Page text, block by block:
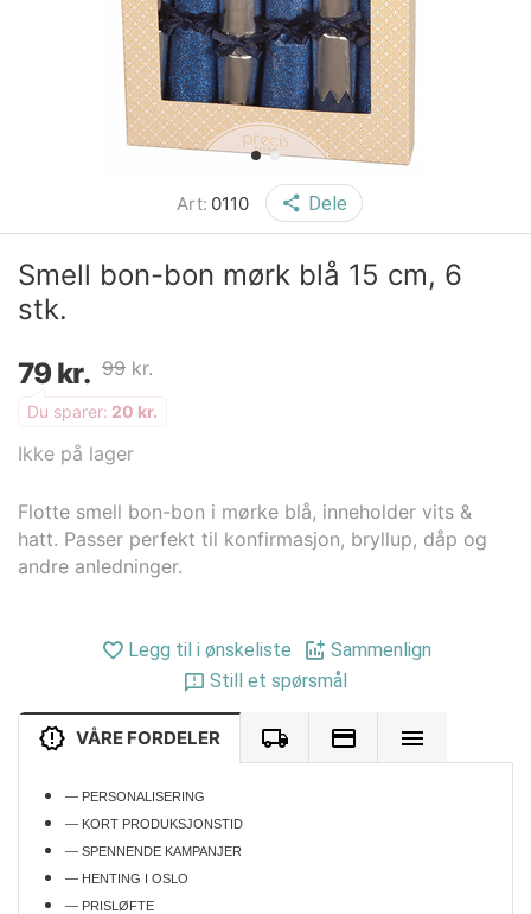
Art: 0110 Dele
Smell bon-bon mørk blå 15 cm, 6
stk.
79 kr. 99 kr.
Du sparer: 20 kr.
Ikke på lager
Flotte smell bon-bon i mørke blå, inneholder vits &
hatt. Passer perfekt til konfirmasjon, bryllup, dåp og
andre anledninger.
Legg til i ønskeliste
Sammenlign
Still et spørsmål
VÅRE FORDELER
— PERSONALISERING
— KORT PRODUKSJONSTID
— SPENNENDE KAMPANJER
— HENTING I OSLO
— PRISLØFTE